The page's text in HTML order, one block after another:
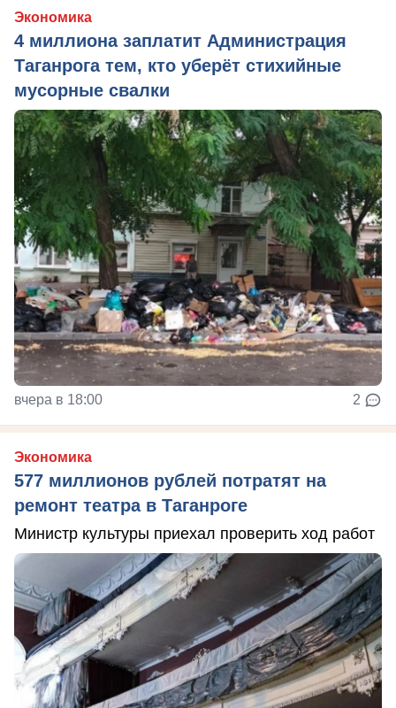
Экономика
4 миллиона заплатит Администрация
Таганрога тем, кто уберёт стихийные
мусорные свалки
вчера в 18:00 2
Экономика
577 миллионов рублей потратят на
ремонт театра в Таганроге
Министр культуры приехал проверить ход работ